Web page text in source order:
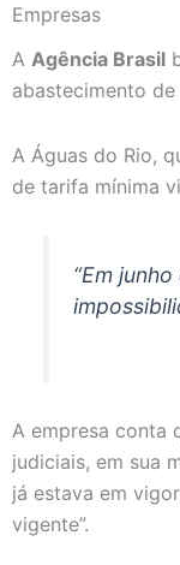
Empresas
A Agência Brasil
abastecimento
A Águas do Rio,
de tarifa mínima
“Em
A empresa conta
judiciais, em sua
já estava em
vigente”.